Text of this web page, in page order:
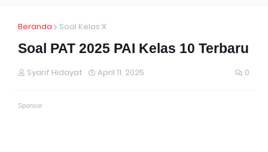
Beranda Soal Kelas X
Soal PAT 2025 PAI Kelas 10 Terbaru
Syarif Hidayat April 11, 2025 0
Sponsor